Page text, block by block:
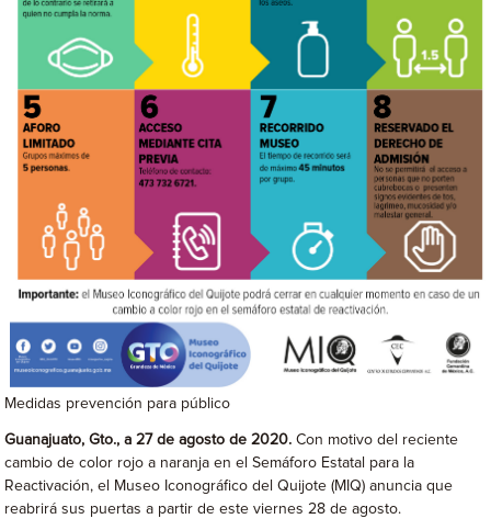
Medidas prevención para público
Guanajuato, Gto., a 27 de agosto de 2020.Con motivo del reciente
cambio de color rojo a naranja en el Semáforo Estatal para la
Reactivación, el Museo Iconográfico del Quijote (MIQ) anuncia que
reabrirá sus puertas a partir de este viernes 28 de agosto.